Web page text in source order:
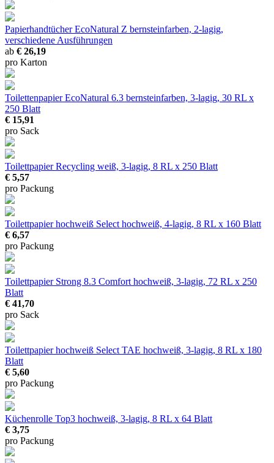
Papierhandtücher EcoNatural Z bernsteinfarben, 2-lagig,
verschiedene Ausführungen
ab € 26,19
pro Karton
Toilettenpapier EcoNatural 6.3 bernsteinfarben, 3-lagig, 30 RL x
250 Blatt
€ 15,91
pro Sack
Toilettpapier Recycling weiß, 3-lagig, 8 RL x 250 Blatt
€ 5,57
pro Packung
Toilettpapier hochweiß Select hochweiß, 4-lagig, 8 RL x 160 Blatt
€ 6,57
pro Packung
Toilettpapier Strong 8.3 Comfort hochweiß, 3-lagig, 72 RL x 250
Blatt
€ 41,70
pro Sack
Toilettpapier hochweiß Select TAE hochweiß, 3-lagig, 8 RL x 180
Blatt
€ 5,60
pro Packung
Küchenrolle Top3 hochweiß, 3-lagig, 8 RL x 64 Blatt
€ 3,75
pro Packung